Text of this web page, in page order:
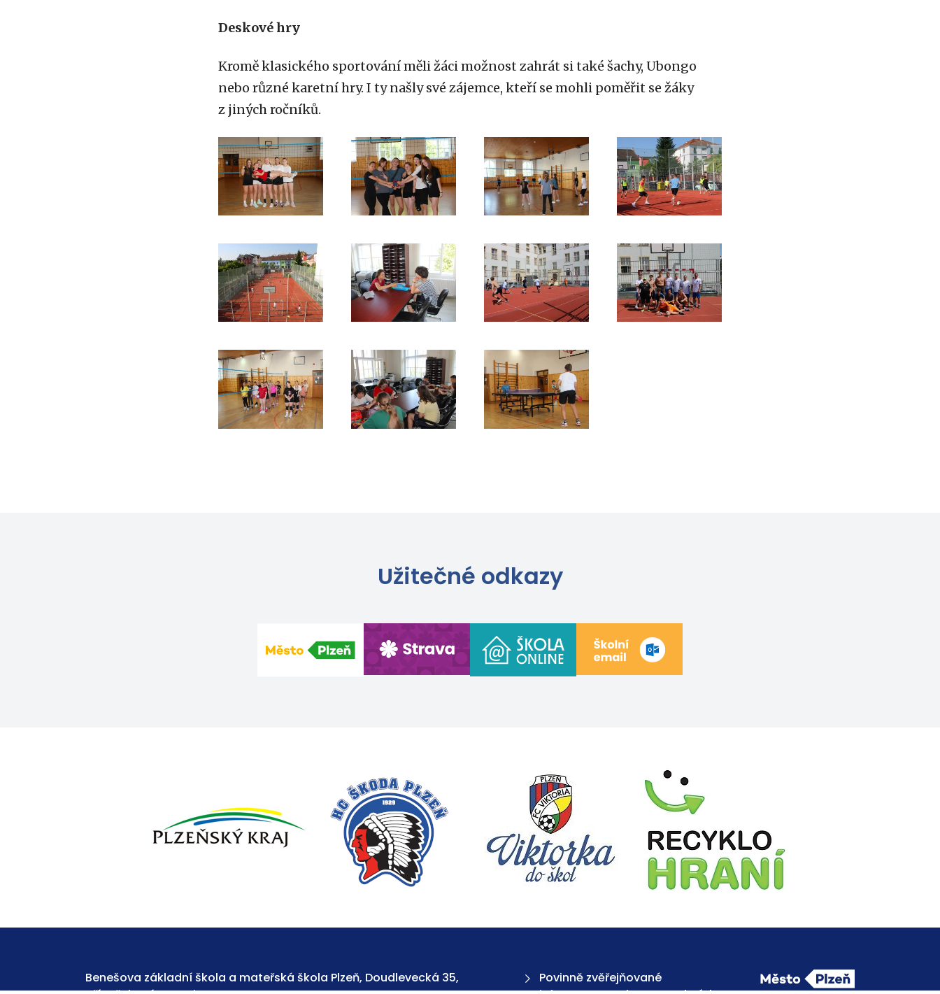
Deskové hry
Kromě klasického sportování měli žáci možnost zahrát si také šachy, Ubongo
nebo různé karetní hry. I ty našly své zájemce, kteří se mohli poměřit se žáky
z jiných ročníků.
Užitečné odkazy
Benešova základní škola a mateřská škola Plzeň, Doudlevecká 35,
Povinně zvěřejňované